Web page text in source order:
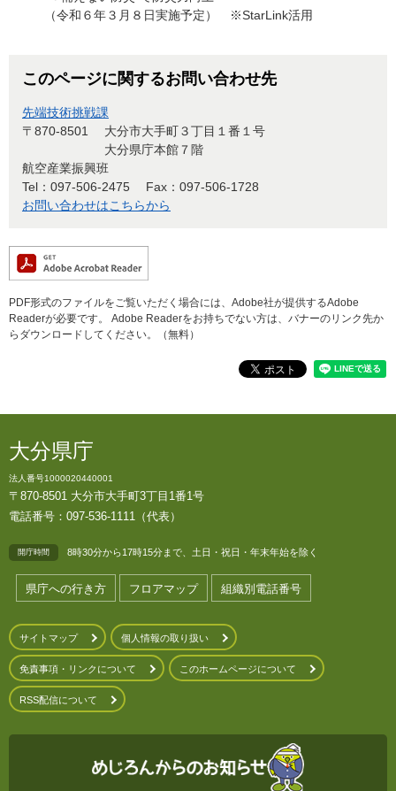
（令和６年３月８日実施予定） ※StarLink活用
このページに関するお問い合わせ先
先端技術挑戦課
〒870-8501
大分市大手町３丁目１番１号
大分県庁本館７階
航空産業振興班
Tel：097-506-2475
Fax：097-506-1728
お問い合わせはこちらから
PDF形式のファイルをご覧いただく場合には、Adobe社が提供するAdobe
Readerが必要です。
Adobe Readerをお持ちでない方は、バナーのリンク先か
らダウンロードしてください。（無料）
大分県庁
法人番号1000020440001
〒870-8501 大分市大手町3丁目1番1号
電話番号：097-536-1111（代表）
開庁時間 8時30分から17時15分まで、土日・祝日・年末年始を除く
県庁への行き方 フロアマップ 組織別電話番号
サイトマップ 個人情報の取り扱い
免責事項・リンクについて このホームページについて
RSS配信について